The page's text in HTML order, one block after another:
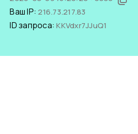
Ваш IP:216.73.217.83
ID запроса:KKVdxr7JJuQ1